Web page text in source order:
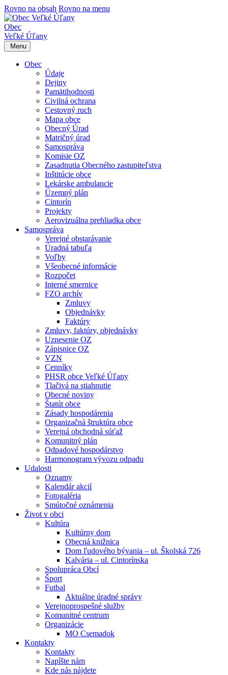
Rovno na obsah Rovno na menu
Obec
Veľké Úľany
Menu
Obec
Údaje
Dejiny
Pamätihodnosti
Civilná ochrana
Cestovný ruch
Mapa obce
Obecný Úrad
Matričný úrad
Samospráva
Komisie OZ
Zasadnutia Obecného zastupiteľstva
Inštitúcie obce
Lekárske ambulancie
Územný plán
Cintorín
Projekty
Aerovizuálna prehliadka obce
Samospráva
Verejné obstarávanie
Úradná tabuľa
Voľby
Všeobecné informácie
Rozpočet
Interné smernice
FZO archív
Zmluvy
Objednávky
Faktúry
Zmluvy, faktúry, objednávky
Uznesenie OZ
Zápisnice OZ
VZN
Cenníky
PHSR obce Veľké Úľany
Tlačivá na stiahnutie
Obecné noviny
Štatút obce
Zásady hospodárenia
Organizačná štruktúra obce
Verejná obchodná súťaž
Komunitný plán
Odpadové hospodárstvo
Harmonogram vývozu odpadu
Udalosti
Oznamy
Kalendár akcií
Fotogaléria
Smútočné oznámenia
Život v obci
Kultúra
Kultúrny dom
Obecná knižnica
Dom ľudového bývania – ul. Školská 726
Kalvária – ul. Cintorínska
Spolupráca Obcí
Šport
Futbal
Aktuálne úradné správy
Verejnoprospešné služby
Komunitné centrum
Organizácie
MO Csemadok
Kontakty
Kontakty
Napíšte nám
Kde nás nájdete